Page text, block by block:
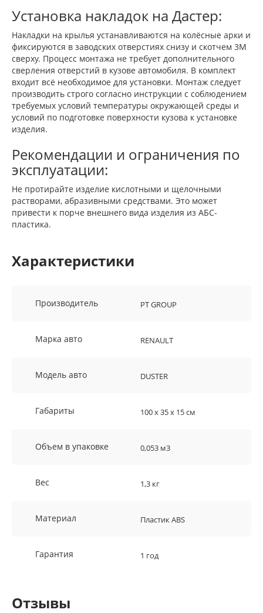
Установка накладок на Дастер:
Накладки на крылья устанавливаются на колёсные арки и
фиксируются в заводских отверстиях снизу и скотчем 3М
сверху. Процесс монтажа не требует дополнительного
сверления отверстий в кузове автомобиля. В комплект
входит всё необходимое для установки. Монтаж следует
производить строго согласно инструкции с соблюдением
требуемых условий температуры окружающей среды и
условий по подготовке поверхности кузова к установке
изделия.
Рекомендации и ограничения по
эксплуатации:
Не протирайте изделие кислотными и щелочными
растворами, абразивными средствами. Это может
привести к порче внешнего вида изделия из АБС-
пластика.
Характеристики
Производитель PT GROUP
Марка авто RENAULT
Модель авто DUSTER
Габариты 100 х 35 х 15 см
Объем в упаковке 0,053 м3
Вес 1,3 кг
Материал Пластик ABS
Гарантия 1 год
Отзывы